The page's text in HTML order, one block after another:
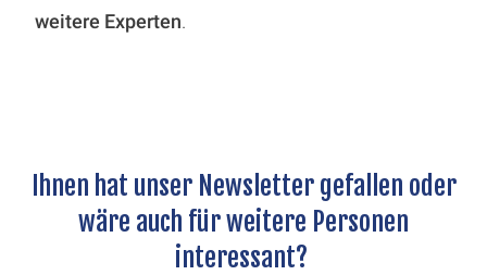
weitere Experten.
Ihnen hat unser Newsletter gefallen oder
wäre auch für weitere Personen
interessant?